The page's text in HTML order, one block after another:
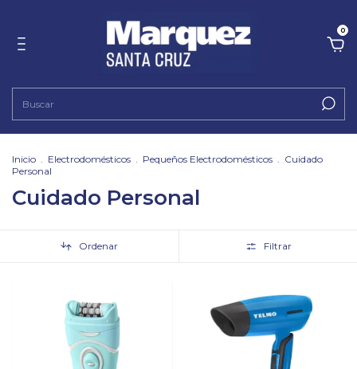
0
Inicio . Electrodomésticos . Pequeños Electrodomésticos . Cuidado
Personal
Cuidado Personal
Ordenar Filtrar